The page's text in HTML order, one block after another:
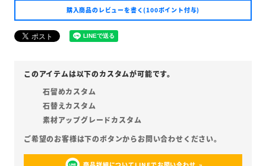
購入商品のレビューを書く(100ポイント付与)
石留めカスタム
石替えカスタム
素材アップグレードカスタム